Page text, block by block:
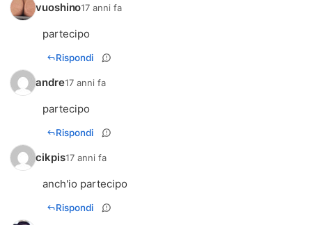
vuoshino17 anni fa
partecipo
Rispondi
andre17 anni fa
partecipo
Rispondi
cikpis17 anni fa
anch'io partecipo
Rispondi